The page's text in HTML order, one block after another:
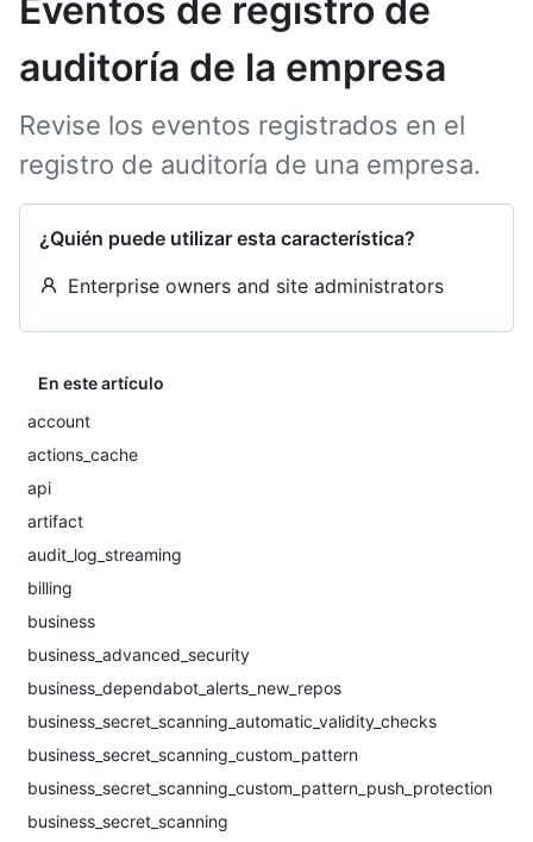
Eventos de registro de
auditoría de la empresa
Revise los eventos registrados en el
registro de auditoría de una empresa.
¿Quién puede utilizar esta característica?
Enterprise owners and site administrators
En este artículo
account
actions_cache
api
artifact
audit_log_streaming
billing
business
business_advanced_security
business_dependabot_alerts_new_repos
business_secret_scanning_automatic_validity_checks
business_secret_scanning_custom_pattern
business_secret_scanning_custom_pattern_push_protection
business_secret_scanning